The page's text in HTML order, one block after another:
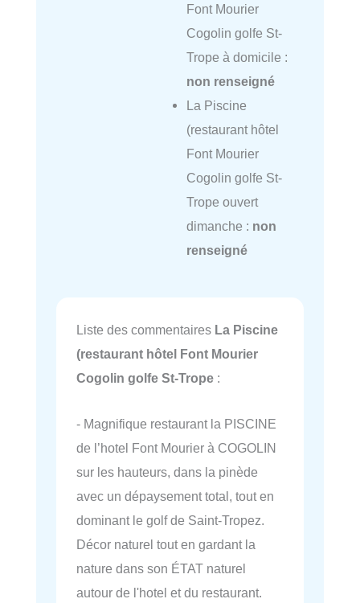
Font Mourier
Cogolin golfe St-
Trope à domicile :
non renseigné
La Piscine
(restaurant hôtel
Font Mourier
Cogolin golfe St-
Trope ouvert
dimanche : non
renseigné
Liste des commentaires La Piscine
(restaurant hôtel Font Mourier
Cogolin golfe St-Trope :
- Magnifique restaurant la PISCINE
de l’hotel Font Mourier à COGOLIN
sur les hauteurs, dans la pinède
avec un dépaysement total, tout en
dominant le golf de Saint-Tropez.
Décor naturel tout en gardant la
nature dans son ÉTAT naturel
autour de l'hotel et du restaurant.